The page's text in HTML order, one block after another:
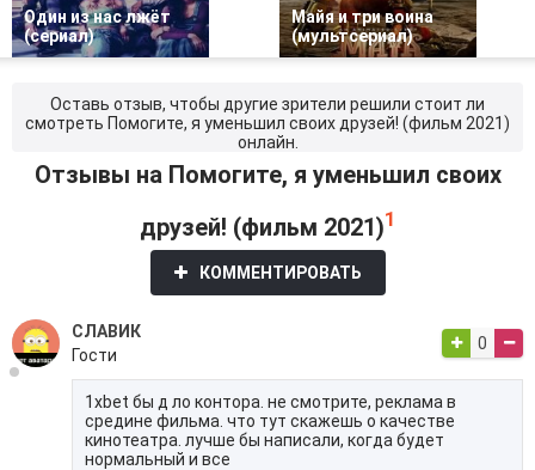
Один из нас лжёт
(сериал)
Майя и три воина
(мультсериал)
Оставь отзыв, чтобы другие зрители решили стоит ли
смотреть Помогите, я уменьшил своих друзей! (фильм 2021)
онлайн.
Отзывы на Помогите, я уменьшил своих
друзей! (фильм 2021)1
КОММЕНТИРОВАТЬ
СЛАВИК
Гости
0
1xbet бы д ло контора. не смотрите, реклама в
средине фильма. что тут скажешь о качестве
кинотеатра. лучше бы написали, когда будет
нормальный и все